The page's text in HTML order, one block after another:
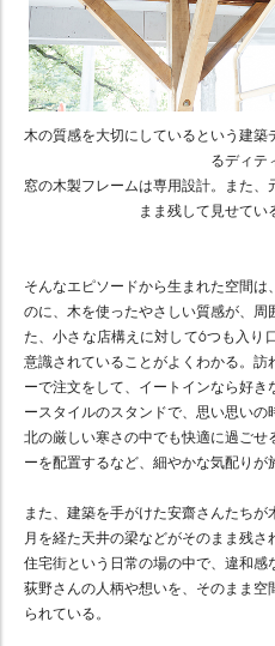
木の質感を大切にしているという建
るディテ
窓の木製フレームは専用設計。また
まま残して見せてい
そんなエピソードから生まれた空間
のに、木を使ったやさしい質感が、
た、小さな店構えに対して6つも入り
意識されていることがよくわかる。
ーで注文をして、イートインなら好
ースタイルのスタンドで、思い思い
北の厳しい寒さの中でも快適に過ご
ーを配置するなど、細やかな気配りが
また、建築を手がけた安齋さんたち
月を経た天井の梁などがそのまま残さ
住宅街という日常の場の中で、違和感
荻野さんの人柄や想いを、そのまま
られている。